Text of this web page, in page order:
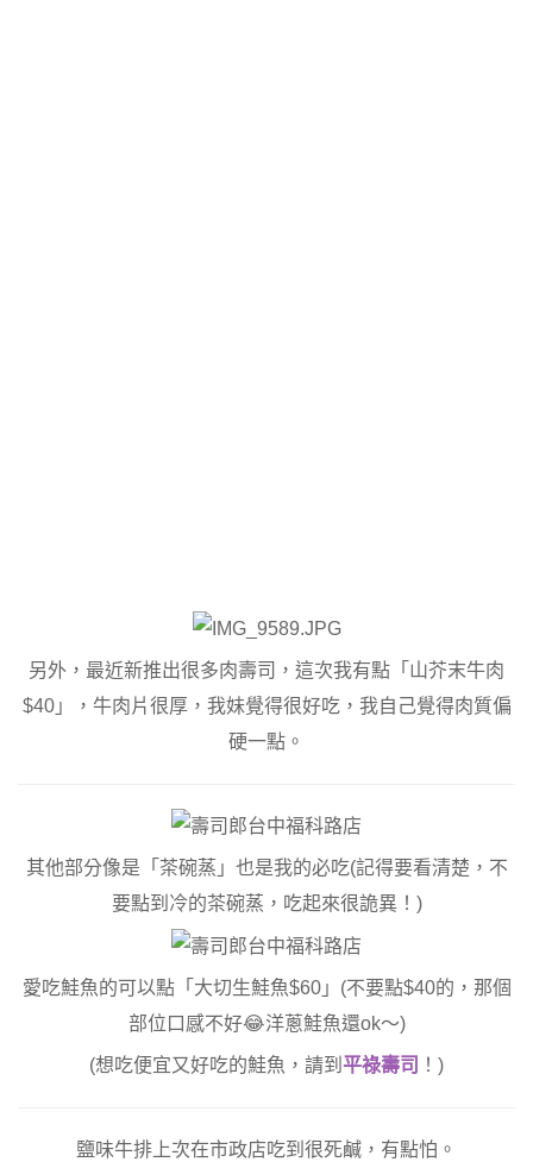
另外，最近新推出很多肉壽司，這次我有點「山芥末牛肉
$40」，牛肉片很厚，我妹覺得很好吃，我自己覺得肉質偏
硬一點。
其他部分像是「茶碗蒸」也是我的必吃(記得要看清楚，不
要點到冷的茶碗蒸，吃起來很詭異！)
愛吃鮭魚的可以點「大切生鮭魚$60」(不要點$40的，那個
部位口感不好😂洋蔥鮭魚還ok～)
(想吃便宜又好吃的鮭魚，請到 平祿壽司 ！)
鹽味牛排上次在市政店吃到很死鹹，有點怕。